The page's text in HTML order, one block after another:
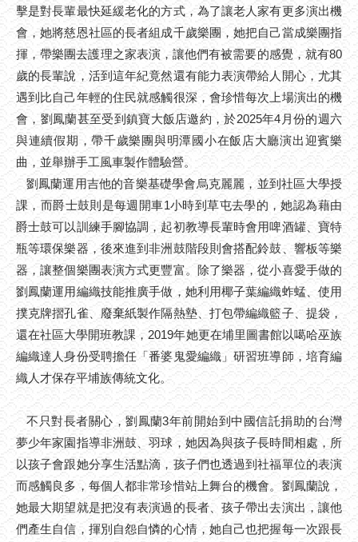
擊是對長輩最快延緩老化的方式，為了讓老人家有更多演出機
會，她將慈恩社區的長者組成千歲樂團，她把自己當成樂團指
揮，帶樂團去護理之家表演，讓他們有被需要的感覺，就有80
歲的長輩說，活到這年紀竟然還有能力表演帶給人開心，尤其
遇到比自己年輕的住民就感觸很深，會珍惜每次上場演出的機
會，劉鳳蘭甚至受到鎮寶大飯店邀約，於2025年4月份的週六
與連續假期，帶千歲樂團與明潭國小在飯店大廳演出迎賓樂
曲，並舉辦手工風車製作體驗營。
劉鳳蘭運用吉他的音樂基礎學會烏克麗麗，並到社區大學授
課，而爵士鼓則是每週開車1小時到草屯去學的，她認為藉由
爵士鼓可以訓練手腳協調，起初教導長輩時會用啤酒罐、寶特
瓶等環保樂器，後來進到非洲鼓階段則會搭配鈴鼓、響板等樂
器，讓整個樂團表演方式更豐富。除了樂器，從小喜愛手做的
劉鳳蘭運用編織技能推廣手做，她利用椰子葉編織蚱蜢、使用
撲克牌摺孔雀、廢棄紙製作隔熱墊、打包帶編織籃子、提袋，
還在社區大學開班教課，2019年她更在埔里圖書館以噶哈巫族
編織達人身份受聘擔任「番婆鬼愛編織」研習班導師，培育編
織人才保存平埔族傳統文化。
不只對長者關心，劉鳳蘭3年前開始到中國信託捐助的台灣
夢少年家園指導非洲鼓、羽球，她因為與孩子長時間相處，所
以孩子會跟她分享生活點滴，孩子們也透過到社福單位的表演
而感觸良多，每個人都非常珍惜站上舞台的機會。劉鳳蘭說，
她最大期望就是把沒有表演過的長者、孩子帶出去演出，讓他
們產生自信，揮別自怨自憐的心情，她自己也把握每一次跟長